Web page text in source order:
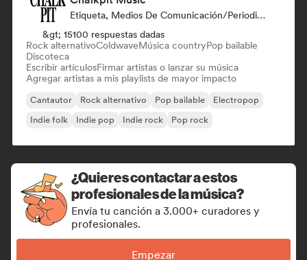
Etiqueta, Medios De Comunicación/Periodista, Playlist Curator
&gt; 15100 respuestas dadas
Rock alternativoColdwaveMúsica countryPop bailable
Discoteca
Escribir artículosFirmar artistas o lanzar su música
Agregar artistas a mis playlists de mayor impacto
Cantautor Rock alternativo Pop bailable
Electropop
Indie folk
Indie pop Indie rock Pop rock
¿Quieres contactar a estos
profesionales de la música?
Envía tu canción a 3.000+ curadores y
profesionales.
Empezar